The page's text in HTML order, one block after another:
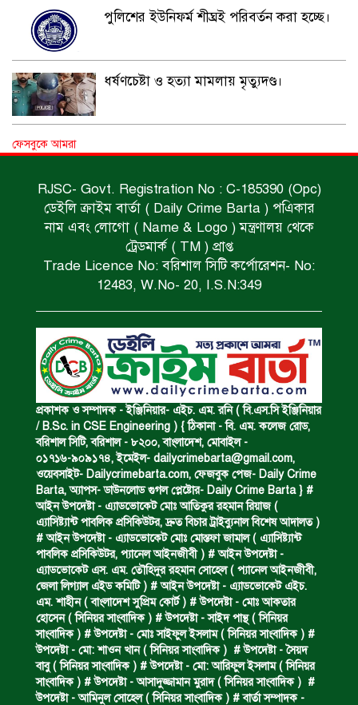
পুলিশের ইউনিফর্ম শীঘ্রই পরিবর্তন করা হচ্ছে।
ধর্ষণচেষ্টা ও হত্যা মামলায় মৃত্যুদণ্ড।
সড়ক দুর্ঘটনায় বাসচাপায় মৃত্যুর ঘটনা।
বিজিবি’র অভিযানে ইয়াবা জব্দ।
অপহৃত রোহিঙ্গা উদ্ধার।
পানিতে ডুবে এক ছাত্রের মৃত্যু।
ঝুলন্ত মরদেহ উদ্ধার।
অবৈধ ঘের নির্মাণে আটক।
একজন সড়ক দুর্ঘটনায় নিহত ও দুইজন আহত।
ডাকাত দলের সদস্য গ্রেফতার।
ফেসবুকে আমরা
RJSC- Govt. Registration No : C-185390 (Opc)
ডেইলি ক্রাইম বার্তা ( Daily Crime Barta ) পএিকার
নাম এবং লোগো ( Name & Logo ) মন্ত্রণালয় থেকে
ট্রেডমার্ক ( TM ) প্রাপ্ত
Trade Licence No: বরিশাল সিটি কর্পোরেশন- No:
12483, W.No- 20, I.S.N:349
প্রকাশক ও সম্পাদক - ইঞ্জিনিয়ার- এইচ. এম. রনি ( বি.এস.সি ইঞ্জিনিয়ার
/ B.Sc. in CSE Engineering ) { ঠিকানা - বি. এম. কলেজ রোড,
বরিশাল সিটি, বরিশাল - ৮২০০, বাংলাদেশ, মোবাইল -
০১৭১৬-৯০৯১৭৪, ইমেইল- dailycrimebarta@gmail.com,
ওয়েবসাইট- Dailycrimebarta.com, ফেজবুক পেজ- Daily Crime
Barta, অ‍্যাপস- ডাউনলোড গুগল প্লেষ্টোর- Daily Crime Barta } #
আইন উপদেষ্টা - এ্যাডভোকেট মোঃ আতিকুর রহমান রিয়াজ (
এ‍্যাসিষ্ট‍্যান্ট পাবলিক প্রসিকিউটর, দ্রুত বিচার ট্রাইব্যুনাল বিশেষ আদালত )
# আইন উপদেষ্টা - এ্যাডভোকেট মোঃ মোস্তফা জামাল ( এ‍্যাসিষ্ট‍্যান্ট
পাবলিক প্রসিকিউটর, প‍্যানেল আইনজীবী ) # আইন উপদেষ্টা -
এ্যাডভোকেট এস. এম. তৌহিদুর রহমান সোহেল ( প‍্যানেল আইনজীবী,
জেলা লিগ্যাল এইড কমিটি ) # আইন উপদেষ্টা - এ্যাডভোকেট এইচ.
এম. শাহীন ( বাংলাদেশ সুপ্রিম কোর্ট ) # উপদেষ্টা - মোঃ আকতার
হোসেন ( সিনিয়র সাংবাদিক ) # উপদেষ্টা - সাইদ পান্থ ( সিনিয়র
সাংবাদিক ) # উপদেষ্টা - মোঃ সাইফুল ইসলাম ( সিনিয়র সাংবাদিক ) #
উপদেষ্টা - মো: শাওন খান ( সিনিয়র সাংবাদিক ) # উপদেষ্টা - সৈয়দ
বাবু ( সিনিয়র সাংবাদিক ) # উপদেষ্টা - মো: আরিফুল ইসলাম ( সিনিয়র
সাংবাদিক ) # উপদেষ্টা - আসাদুজ্জামান মুরাদ ( সিনিয়র সাংবাদিক ) #
উপদেষ্টা - আমিনুল সোহেল ( সিনিয়র সাংবাদিক ) # বার্তা সম্পাদক -